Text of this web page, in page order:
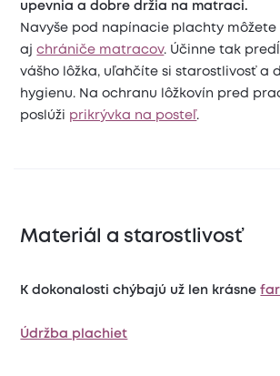
upevnia a dobre držia na matraci.
Navyše pod napínacie plachty môžete
ajchrániče matracov. Účinne tak
vášho lôžka, uľahčíte si starostlivosť a
hygienu. Na ochranu lôžkovín pred
poslúži
prikrývka na posteľ .
Materiál a starostlivosť
K dokonalosti chýbajú už len krásne
Údržba plachiet